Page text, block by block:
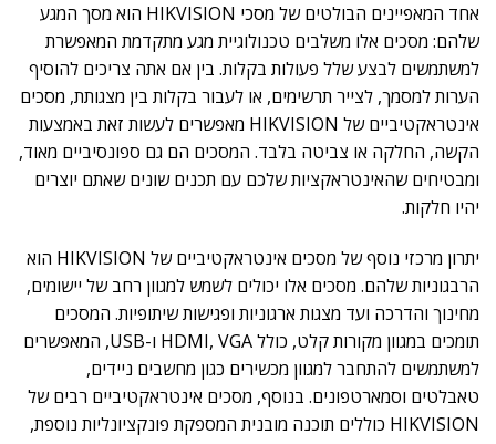
אחד המאפיינים הבולטים של מסכי HIKVISION הוא מסך המגע
שלהם: מסכים אלו משלבים טכנולוגיית מגע מתקדמת המאפשרת
למשתמשים לבצע שלל פעולות בקלות. בין אם אתה צריכים להוסיף
הערות למסמך, לצייר תרשימים, או לעבור בקלות בין מצגותת, מסכים
אינטראקטיביים של HIKVISION מאפשרים לעשות זאת באמצעות
הקשה, החלקה או צביטה בלבד. המסכים הם גם ספונסיביים מאוד,
ומבטיחים שהאינטראקציות שלכם עם תכנים שונים שאתם יוצרים
יהיו חלקות.
יתרון מרכזי נוסף של מסכים אינטראקטיביים של HIKVISION הוא
הרבגוניות שלהם. מסכים אלו יכולים לשמש למגוון רחב של יישומים,
מחינוך והדרכה ועד מצגות ארגוניות ופגישות שיתופיות. המסכים
תומכים במגוון מקורות קלט, כולל HDMI, VGA ו-USB, המאפשרים
למשתמשים להתחבר למגוון מכשירים כגון מחשבים ניידים,
טאבלטים וסמארטפונים. בנוסף, מסכים אינטראקטיביים רבים של
HIKVISION כוללים תוכנה מובנית המספקת פונקציונליות נוספת,